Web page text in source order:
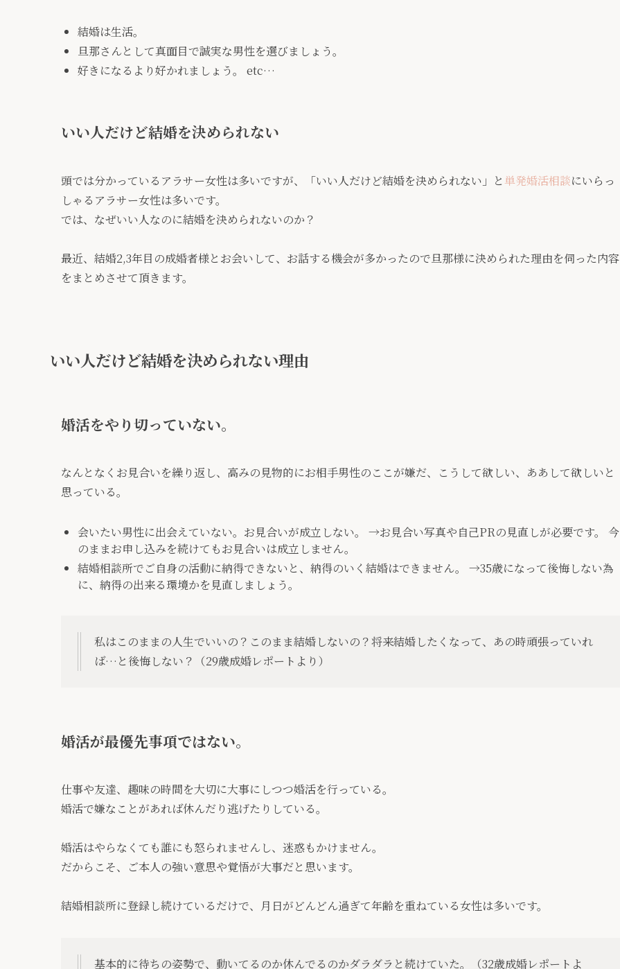
結婚は生活。
旦那さんとして真面目で誠実な男性を選びましょう。
好きになるより好かれましょう。 etc…
いい人だけど結婚を決められない
頭では分かっているアラサー女性は多いですが、「いい人だけど結婚を決められない」と単発婚活相談にいらっ
しゃるアラサー女性は多いです。
では、なぜいい人なのに結婚を決められないのか？
最近、結婚2,3年目の成婚者様とお会いして、お話する機会が多かったので旦那様に決められた理由を伺った内容
をまとめさせて頂きます。
いい人だけど結婚を決められない理由
婚活をやり切っていない。
なんとなくお見合いを繰り返し、高みの見物的にお相手男性のここが嫌だ、こうして欲しい、ああして欲しいと
思っている。
会いたい男性に出会えていない。お見合いが成立しない。 →お見合い写真や自己PRの見直しが必要です。 今
のままお申し込みを続けてもお見合いは成立しません。
結婚相談所でご自身の活動に納得できないと、納得のいく結婚はできません。 →35歳になって後悔しない為
に、納得の出来る環境かを見直しましょう。
私はこのままの人生でいいの？このまま結婚しないの？将来結婚したくなって、あの時頑張っていれ
ば…と後悔しない？（29歳成婚レポートより）
婚活が最優先事項ではない。
仕事や友達、趣味の時間を大切に大事にしつつ婚活を行っている。
婚活で嫌なことがあれば休んだり逃げたりしている。
婚活はやらなくても誰にも怒られませんし、迷惑もかけません。
だからこそ、ご本人の強い意思や覚悟が大事だと思います。
結婚相談所に登録し続けているだけで、月日がどんどん過ぎて年齢を重ねている女性は多いです。
基本的に待ちの姿勢で、動いてるのか休んでるのかダラダラと続けていた。（32歳成婚レポートよ